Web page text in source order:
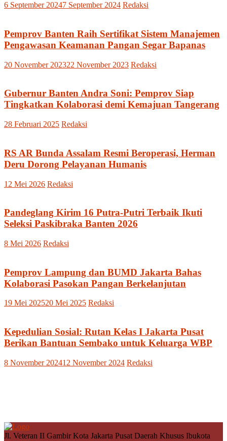
6 September 20247 September 2024 Redaksi
Pemprov Banten Raih Sertifikat Sistem Manajemen
Pengawasan Keamanan Pangan Segar Bapanas
20 November 202322 November 2023 Redaksi
Gubernur Banten Andra Soni: Pemprov Siap
Tingkatkan Kolaborasi demi Kemajuan Tangerang
28 Februari 2025 Redaksi
RS AR Bunda Assalam Resmi Beroperasi, Herman
Deru Dorong Pelayanan Humanis
12 Mei 2026 Redaksi
Pandeglang Kirim 16 Putra-Putri Terbaik Ikuti
Seleksi Paskibraka Banten 2026
8 Mei 2026 Redaksi
Pemprov Lampung dan BUMD Jakarta Bahas
Kolaborasi Pasokan Pangan Berkelanjutan
19 Mei 202520 Mei 2025 Redaksi
Kepedulian Sosial: Rutan Kelas I Jakarta Pusat
Berikan Bantuan Sembako untuk Keluarga WBP
8 November 202412 November 2024 Redaksi
Jl. Veteran II Gambir Kota Jakarta Pusat Daerah Khusus Ibukota